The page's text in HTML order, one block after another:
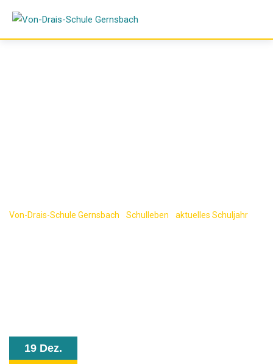
content
Von-Drais-Schule Gernsbach Schulleben aktuelles Schuljahr
19 Dez.